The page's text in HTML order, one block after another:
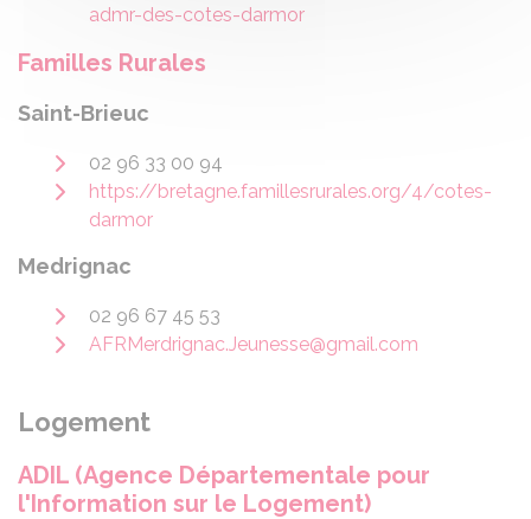
admr-des-cotes-darmor
Familles Rurales
Saint-Brieuc
02 96 33 00 94
https://bretagne.famillesrurales.org/4/cotes-
darmor
Medrignac
02 96 67 45 53
AFRMerdrignac.Jeunesse@gmail.com
Logement
ADIL (Agence Départementale pour
l'Information sur le Logement)